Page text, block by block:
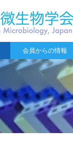
会員からの情報